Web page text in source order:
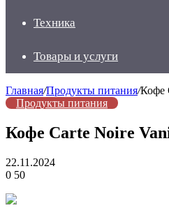
Техника
Товары и услуги
Главная/Продукты питания/Кофе
Продукты питания
Кофе Carte Noire
22.11.2024
0 50